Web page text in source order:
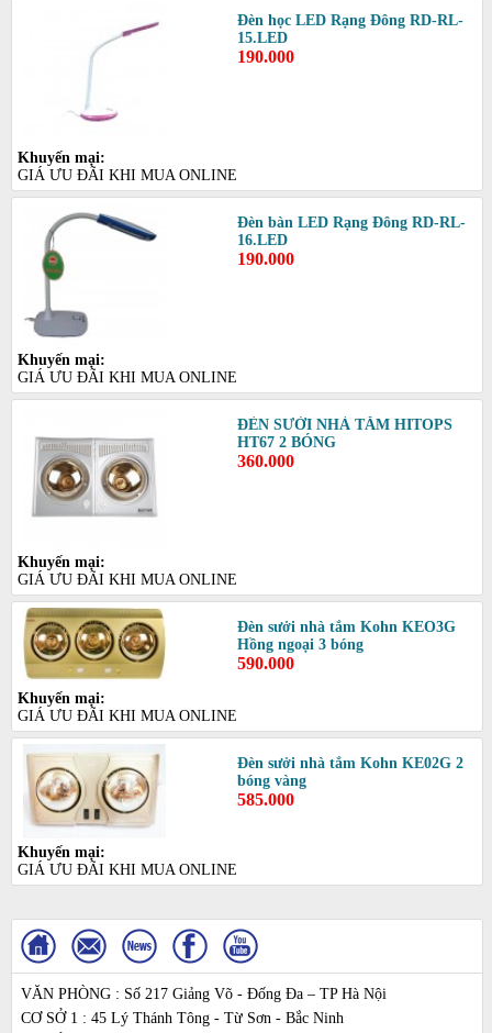
Đèn học LED Rạng Đông RD-RL-
15.LED
190.000
Khuyến mại:
GIÁ ƯU ĐÃI KHI MUA ONLINE
Đèn bàn LED Rạng Đông RD-RL-
16.LED
190.000
Khuyến mại:
GIÁ ƯU ĐÃI KHI MUA ONLINE
ĐÈN SƯỞI NHÀ TẮM HITOPS
HT67 2 BÓNG
360.000
Khuyến mại:
GIÁ ƯU ĐÃI KHI MUA ONLINE
Đèn sưởi nhà tắm Kohn KEO3G
Hồng ngoại 3 bóng
590.000
Khuyến mại:
GIÁ ƯU ĐÃI KHI MUA ONLINE
Đèn sưởi nhà tắm Kohn KE02G 2
bóng vàng
585.000
Khuyến mại:
GIÁ ƯU ĐÃI KHI MUA ONLINE
VĂN PHÒNG : Số 217 Giảng Võ - Đống Đa – TP Hà Nội
CƠ SỞ 1 : 45 Lý Thánh Tông - Từ Sơn - Bắc Ninh